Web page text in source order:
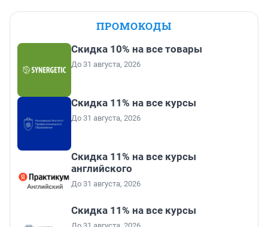
ПРОМОКОДЫ
Скидка 10% на все товары
До 31 августа, 2026
Скидка 11% на все курсы
До 31 августа, 2026
Скидка 11% на все курсы
английского
До 31 августа, 2026
Скидка 11% на все курсы